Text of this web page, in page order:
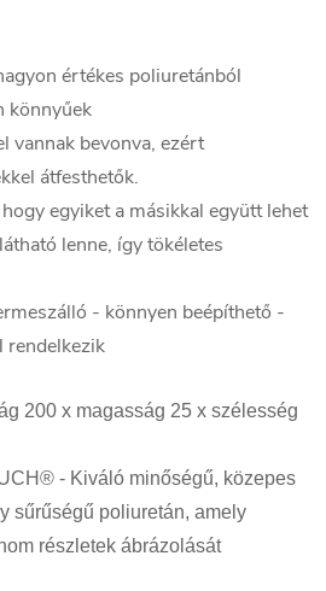
értékes poliuretánból
könnyűek
vannak bevonva, ezért
átfesthetők.
egyiket a másikkal együtt lehet
lenne, így tökéletes
- könnyen beépíthető -
rendelkezik
200 x magasság 25 x szélesség
- Kiváló minőségű, közepes
sűrűségű poliuretán, amely
részletek ábrázolását